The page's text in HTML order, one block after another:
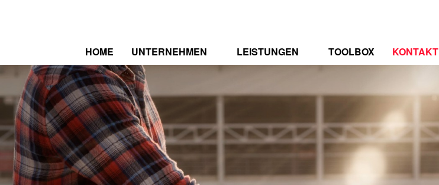
HOME
UNTERNEHMEN
WER WIR SIND
ZERTIFIZIERUNGEN
STELLENAUSSCHREIBUNG
LEISTUNGEN
TOOLBOX KONTAKT